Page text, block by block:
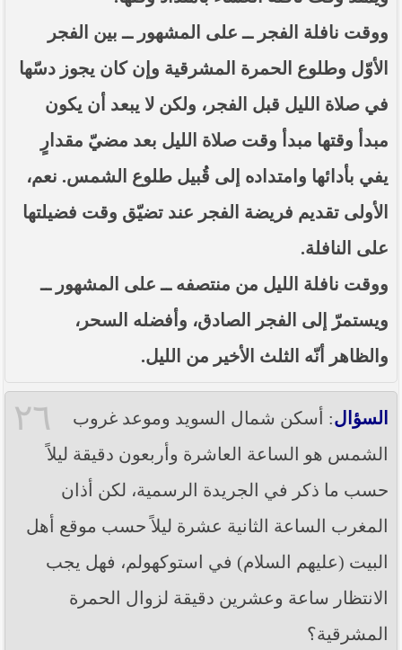
ووقت نافلة الفجر ــ على المشهور ــ بين الفجر
الأوّل وطلوع الحمرة المشرقية وإن كان يجوز دسّها
في صلاة الليل قبل الفجر، ولكن لا يبعد أن يكون
مبدأ وقتها مبدأ وقت صلاة الليل بعد مضيّ مقدارٍ
يفي بأدائها وامتداده إلى قُبيل طلوع الشمس. نعم،
الأولى تقديم فريضة الفجر عند تضيّق وقت فضيلتها
على النافلة.
ووقت نافلة الليل من منتصفه ــ على المشهور ــ
ويستمرّ إلى الفجر الصادق، وأفضله السحر،
والظاهر أنّه الثلث الأخير من الليل.
٢٦ السؤال: أسكن شمال السويد وموعد غروب
الشمس هو الساعة العاشرة وأربعون دقيقة ليلاً
حسب ما ذكر في الجريدة الرسمية، لكن أذان
المغرب الساعة الثانية عشرة ليلاً حسب موقع أهل
البيت (عليهم السلام) في استوكهولم، فهل يجب
الانتظار ساعة وعشرين دقيقة لزوال الحمرة
المشرقية؟